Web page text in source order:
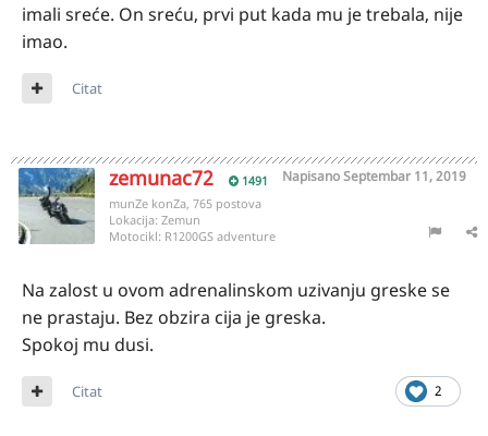
imali sreće. On sreću, prvi put kada mu je trebala, nije
imao.
Citat
zemunac72 1491 NapisanoSeptembar 11, 2019
munZe konZa, 765 postova
Lokacija: Zemun
Motocikl: R1200GS adventure
Na zalost u ovom adrenalinskom uzivanju greske se
ne prastaju. Bez obzira cija je greska.
Spokoj mu dusi.
2
Citat